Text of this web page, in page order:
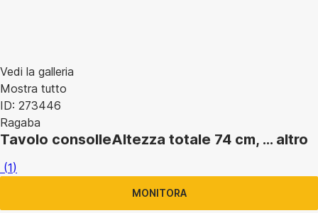
Vedi la galleria
Mostra tutto
ID: 273446
Ragaba
Tavolo consolleAltezza totale 74 cm, … altro
(1)
MONITORA